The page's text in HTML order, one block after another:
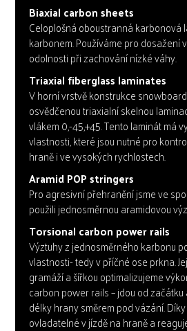
Biaxial carbon sheets
Celoplošná oboustranná karbonová
karbonem. Používáme pro dosažení
odolnosti při zachování nízké váhy.
Triaxial fiberglass laminates
V horní vrstvě konstrukce
osvědčenou triaxialní skelnou
vlákem 0,-45,+45. Tento laminát má
vlastnosti, které jsou nutné pro
hraně i ve vysokých rychlostech.
Aramid POP stringers
Pro agresivní přehranění jsme ve
použili jednosměrnou aramidovou
Torsional carbon power rails
Výztuhy z jednosměrného karbonu
vlastnosti- tedy v příčné ose prkna.
gramáží a šířkou optimalizujeme
carbon power rails – jdou od
délky hrany směrem pod vázání.
ovladatelné v jízdě na hraně a